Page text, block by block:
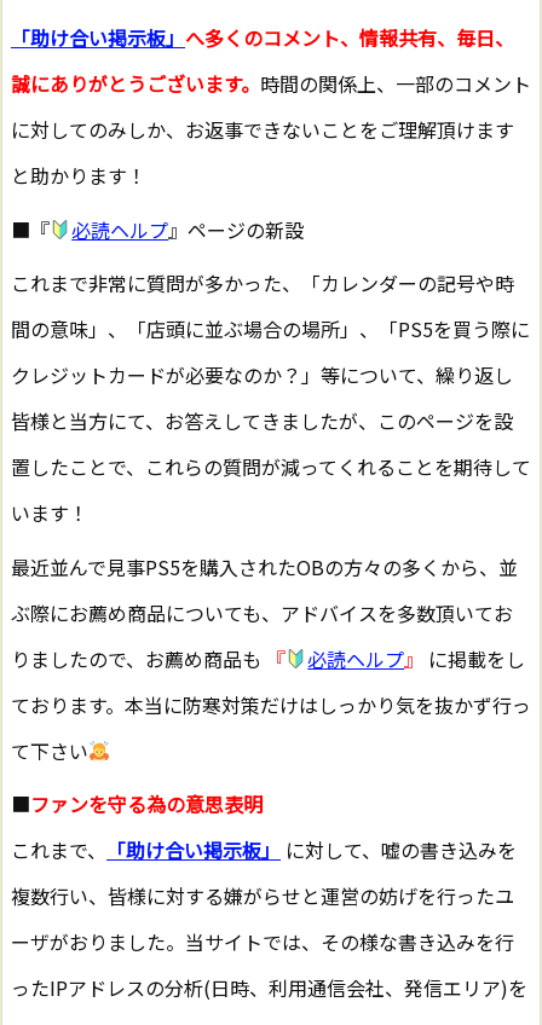
「助け合い掲示板」 へ多くのコメント、情報共有、毎日、
誠にありがとうございます。 時間の関係上、一部のコメント
に対してのみしか、お返事できないことをご理解頂けます
と助かります！
■『
必読ヘルプ』ページの新設
これまで非常に質問が多かった、「カレンダーの記号や時
間の意味」、「店頭に並ぶ場合の場所」、「PS5を買う際に
クレジットカードが必要なのか？」等について、繰り返し
皆様と当方にて、お答えしてきましたが、このページを設
置したことで、これらの質問が減ってくれることを期待して
います！
最近並んで見事PS5を購入されたOBの方々の多くから、並
ぶ際にお薦め商品についても、アドバイスを多数頂いてお
りましたので、お薦め商品も
『 必読ヘルプ』
に掲載をし
ております。本当に防寒対策だけはしっかり気を抜かず行っ
て下さい
■ファンを守る為の意思表明
これまで、
「助け合い掲示板」
に対して、嘘の書き込みを
複数行い、皆様に対する嫌がらせと運営の妨げを行ったユ
ーザがおりました。当サイトでは、その様な書き込みを行
ったIPアドレスの分析(日時、利用通信会社、発信エリア)を